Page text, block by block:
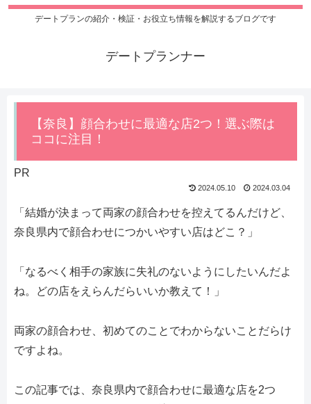
デートプランの紹介・検証・お役立ち情報を解説するブログです
デートプランナー
【奈良】顔合わせに最適な店2つ！選ぶ際は
ココに注目！
PR
2024.05.10 2024.03.04
「結婚が決まって両家の顔合わせを控えてるんだけど、
奈良県内で顔合わせにつかいやすい店はどこ？」
「なるべく相手の家族に失礼のないようにしたいんだよ
ね。どの店をえらんだらいいか教えて！」
両家の顔合わせ、初めてのことでわからないことだらけ
ですよね。
この記事では、奈良県内で顔合わせに最適な店を2つ